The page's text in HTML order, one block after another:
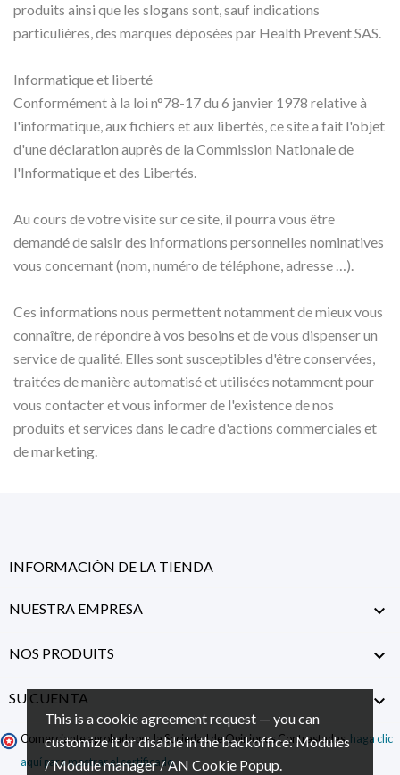
This is a cookie agreement request — you can
customize it or disable in the backoffice: Modules
/ Module manager / AN Cookie Popup.
produits ainsi que les slogans sont, sauf indications
particulières, des marques déposées par Health Prevent SAS.
Informatique et liberté
Conformément à la loi n°78-17 du 6 janvier 1978 relative à
l'informatique, aux fichiers et aux libertés, ce site a fait l'objet
d'une déclaration auprès de la Commission Nationale de
l'Informatique et des Libertés.
Au cours de votre visite sur ce site, il pourra vous être
demandé de saisir des informations personnelles nominatives
vous concernant (nom, numéro de téléphone, adresse …).
Ces informations nous permettent notamment de mieux vous
connaître, de répondre à vos besoins et de vous dispenser un
service de qualité. Elles sont susceptibles d'être conservées,
traitées de manière automatisé et utilisées notamment pour
vous contacter et vous informer de l'existence de nos
produits et services dans le cadre d'actions commerciales et
de marketing.
INFORMACIÓN DE LA TIENDA
NUESTRA EMPRESA 
NOS PRODUITS 
SU CUENTA 
Comerciante aprobado por la Sociedad de Opiniones Contrastadas,haga clic
aquí para mostrar el certificado.